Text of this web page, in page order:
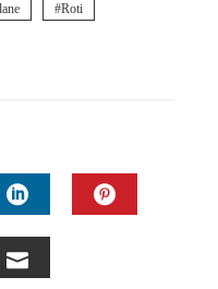
Roti
LINKEDIN